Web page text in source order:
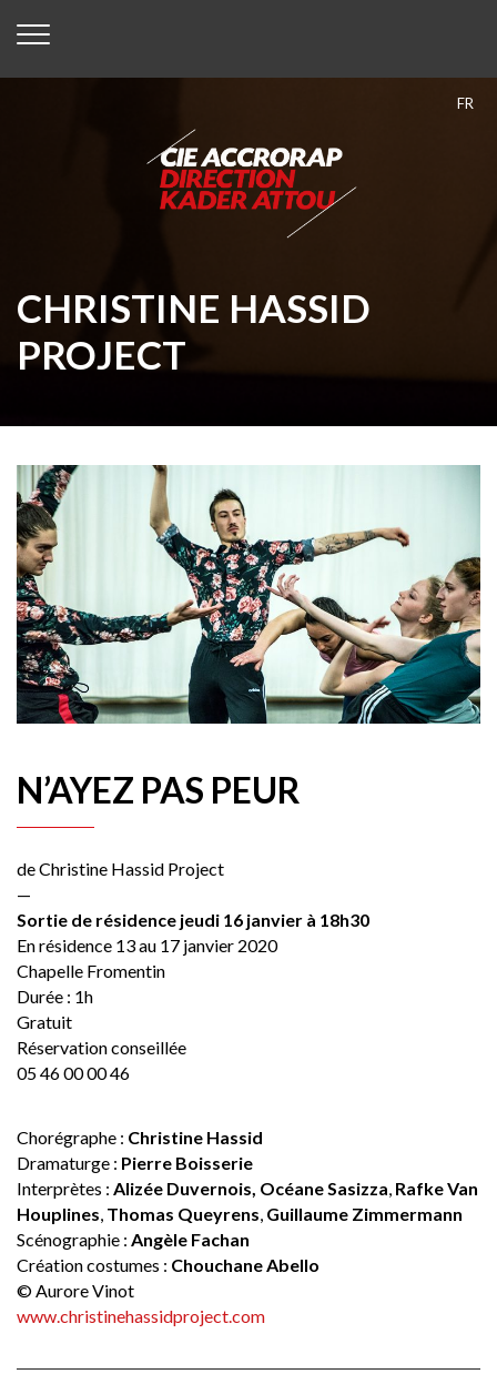
FR
CHRISTINE HASSID
PROJECT
N’AYEZ PAS PEUR
de Christine Hassid Project
—
Sortie de résidence jeudi 16 janvier à 18h30
En résidence 13 au 17 janvier 2020
Chapelle Fromentin
Durée : 1h
Gratuit
Réservation conseillée
05 46 00 00 46
Chorégraphe : Christine Hassid
Dramaturge : Pierre Boisserie
Interprètes : Alizée Duvernois, Océane Sasizza, Rafke Van
Houplines, Thomas Queyrens, Guillaume Zimmermann
Scénographie : Angèle Fachan
Création costumes : Chouchane Abello
©Aurore Vinot
www.christinehassidproject.com